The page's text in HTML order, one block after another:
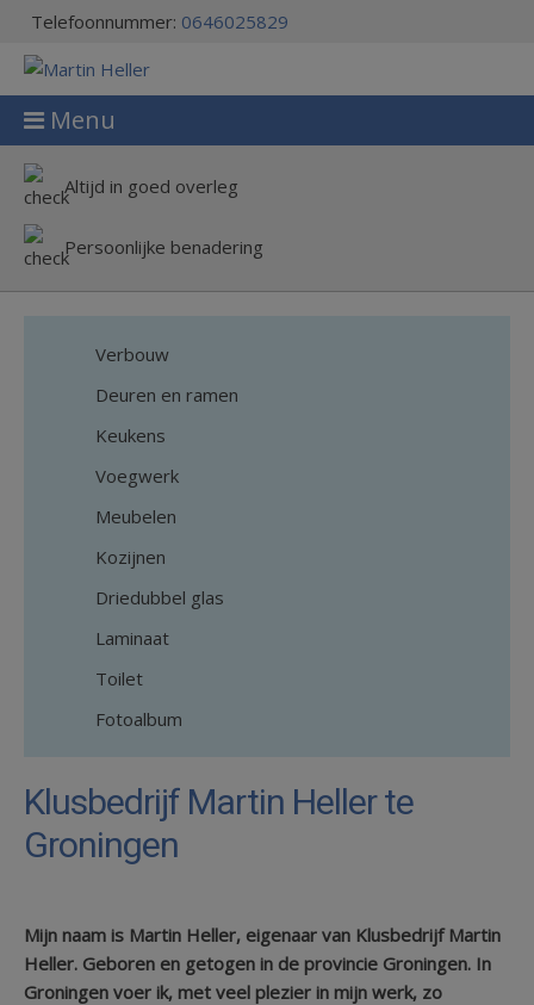
Telefoonnummer: 0646025829
Menu
Altijd in goed overleg
Persoonlijke benadering
Verbouw
Deuren en ramen
Keukens
Voegwerk
Meubelen
Kozijnen
Driedubbel glas
Laminaat
Toilet
Fotoalbum
Klusbedrijf Martin Heller te
Groningen
Mijn naam is Martin Heller, eigenaar van Klusbedrijf Martin
Heller. Geboren en getogen in de provincie Groningen. In
Groningen voer ik, met veel plezier in mijn werk, zo
modal-check